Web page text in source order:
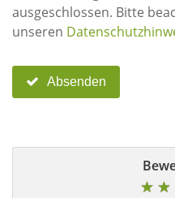
ausgeschlossen. Bitte beachten Sie im Übrigen auch
unseren
Absenden
★
★